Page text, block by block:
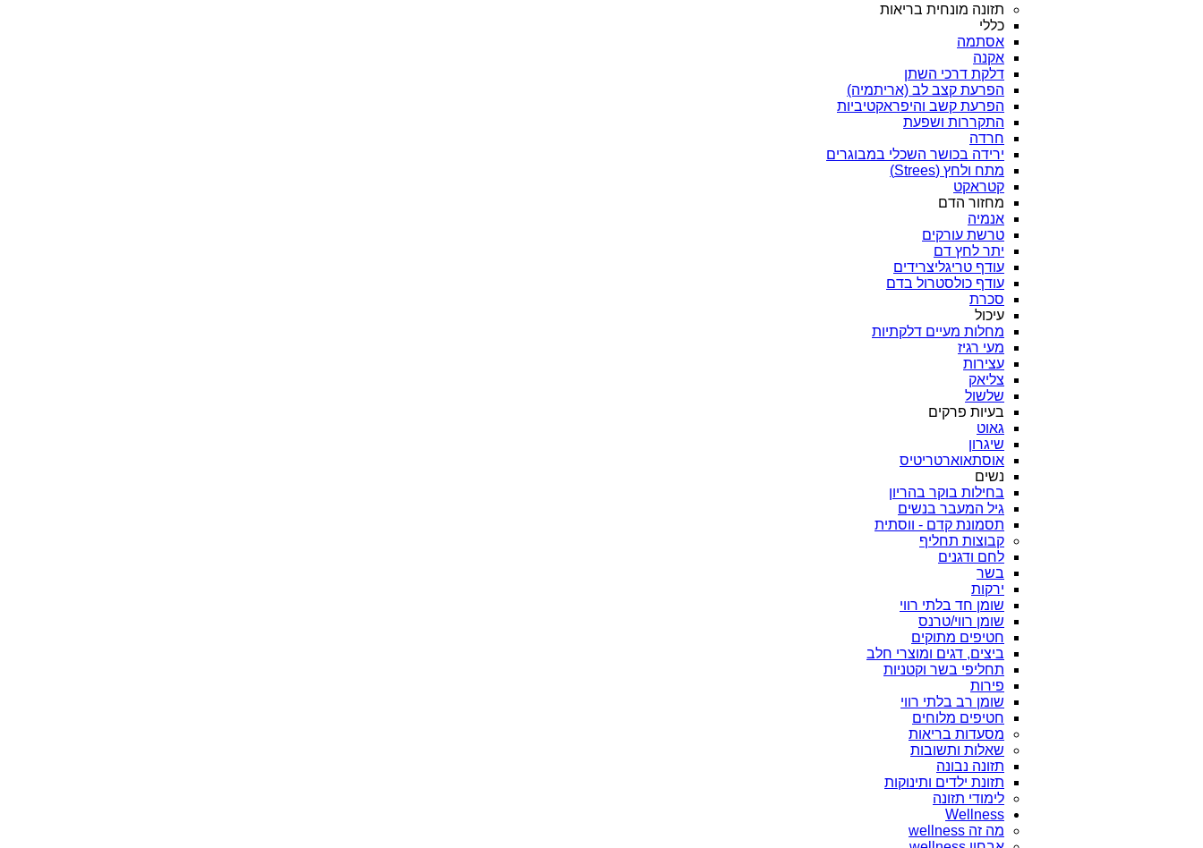
תזונה מונחית בריאות
כללי
אסתמה
אקנה
דלקת דרכי השתן
הפרעת קצב לב (אריתמיה)
הפרעת קשב והיפראקטיביות
התקררות ושפעת
חרדה
ירידה בכושר השכלי במבוגרים
מתח ולחץ (Strees)
קטראקט
מחזור הדם
אנמיה
טרשת עורקים
יתר לחץ דם
עודף טריגליצרידים
עודף כולסטרול בדם
סכרת
עיכול
מחלות מעיים דלקתיות
מעי רגיז
עצירות
צליאק
שלשול
בעיות פרקים
גאוט
שיגרון
אוסתאוארטריטיס
נשים
בחילות בוקר בהריון
גיל המעבר בנשים
תסמונת קדם - ווסתית
קבוצות תחליף
לחם ודגנים
בשר
ירקות
שומן חד בלתי רווי
שומן רווי/טרנס
חטיפים מתוקים
ביצים, דגים ומוצרי חלב
תחליפי בשר וקטניות
פירות
שומן רב בלתי רווי
חטיפים מלוחים
מסעדות בריאות
שאלות ותשובות
תזונה נבונה
תזונת ילדים ותינוקות
לימודי תזונה
Wellness
מה זה wellness